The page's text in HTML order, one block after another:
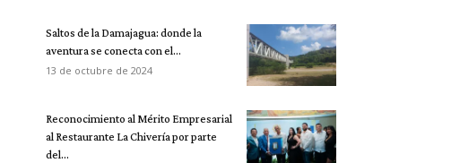
Saltos de la Damajagua: donde la
aventura se conecta con el...
13 de octubre de 2024
Reconocimiento al Mérito Empresarial
al Restaurante La Chivería por parte
del...